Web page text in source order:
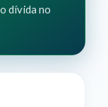
dívida no